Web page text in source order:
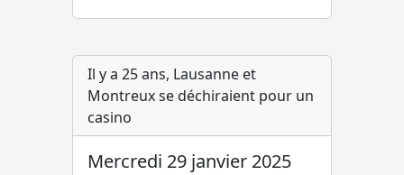
Il y a 25 ans, Lausanne et
Montreux se déchiraient pour un
casino
Mercredi 29 janvier 2025